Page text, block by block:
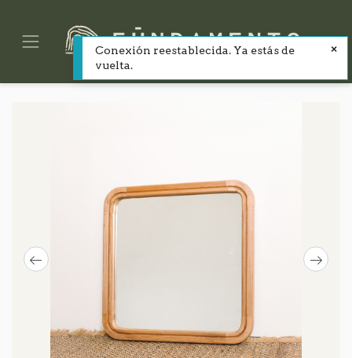
Conexión reestablecida. Ya estás de
vuelta.